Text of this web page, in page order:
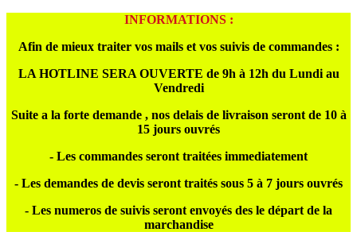
INFORMATIONS :
Afin de mieux traiter vos mails et vos suivis de commandes :
LA HOTLINE SERA OUVERTE de 9h à 12h du Lundi au
Vendredi
Suite a la forte demande , nos delais de livraison seront de 10 à
15 jours ouvrés
- Les commandes seront traitées immediatement
- Les demandes de devis seront traités sous 5 à 7 jours ouvrés
- Les numeros de suivis seront envoyés des le départ de la
marchandise